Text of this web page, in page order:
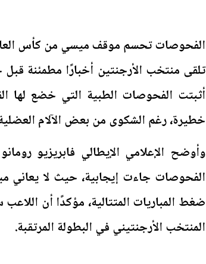
الفحوصات تحسم موقف ميسي من كأس العالم
أثبتت الفحوصات الطبية التي خضع لها
خطيرة، رغم الشكوى من بعض الآلام العضلية
وأوضح الإعلامي الإيطالي فابريزيو
الفحوصات جاءت إيجابية، حيث لا
ضغط المباريات المتتالية، مؤكدًا أن
المنتخب الأرجنتيني في البطولة المرتقبة.